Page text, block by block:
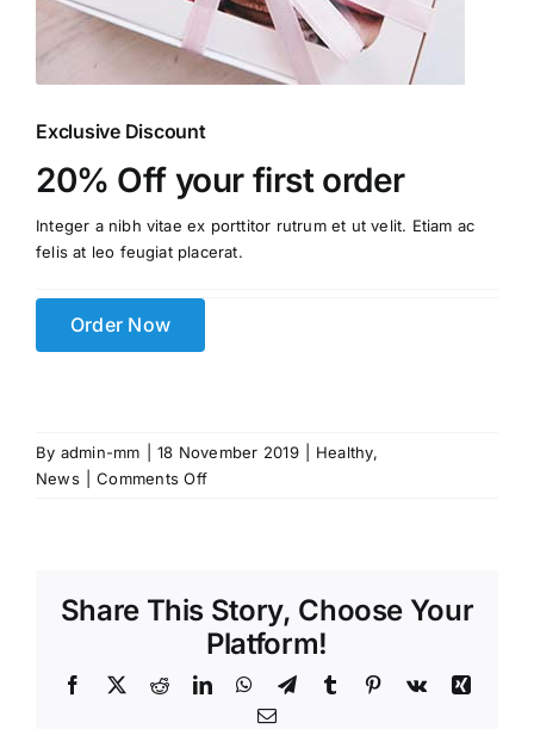
Exclusive Discount
20% Off your first order
Integer a nibh vitae ex porttitor rutrum et ut velit. Etiam ac
felis at leo feugiat placerat.
Order Now
By admin-mm 18 November 2019 Healthy,
News
Comments Offon
mental
therapy
Share This Story, Choose Your
Platform!
Facebook
X RedditLinkedInWhatsApp
TelegramTumblr Pinterest
Vk
Xing
Email